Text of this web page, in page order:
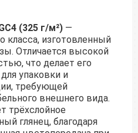
(325 г/м²) —
класса, изготовленный
Отличается высокой
что делает его
упаковки и
требующей
внешнего вида.
трёхслойное
глянец, благодаря